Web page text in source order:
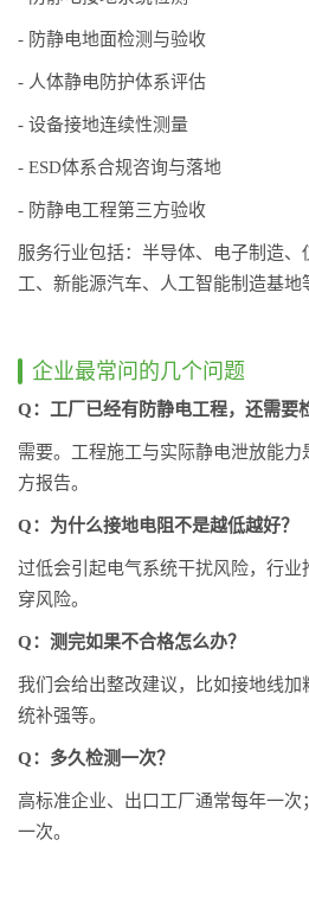
- 防静电地面检测与验收
- 人体静电防护体系评估
- 设备接地连续性测量
- ESD体系合规咨询与落地
- 防静电工程第三方验收
服务行业包括：半导体、电子制造
工、新能源汽车、人工智能制造基地
企业最常问的几个问题
Q：工厂已经有防静电工程，还需要
需要。工程施工与实际静电泄放能
方报告。
Q：为什么接地电阻不是越低越好？
过低会引起电气系统干扰风险，行
穿风险。
Q：测完如果不合格怎么办？
我们会给出整改建议，比如接地线加
统补强等。
Q：多久检测一次？
高标准企业、出口工厂通常每年一
一次。